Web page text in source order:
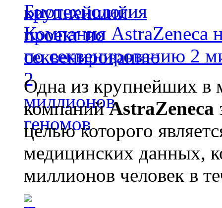
Биотехнология
Компания AstraZeneca
по секвенированию 2
Одна из крупнейших в
компанийAstraZeneca
целью которого
медицинских данных,
миллионов человек в